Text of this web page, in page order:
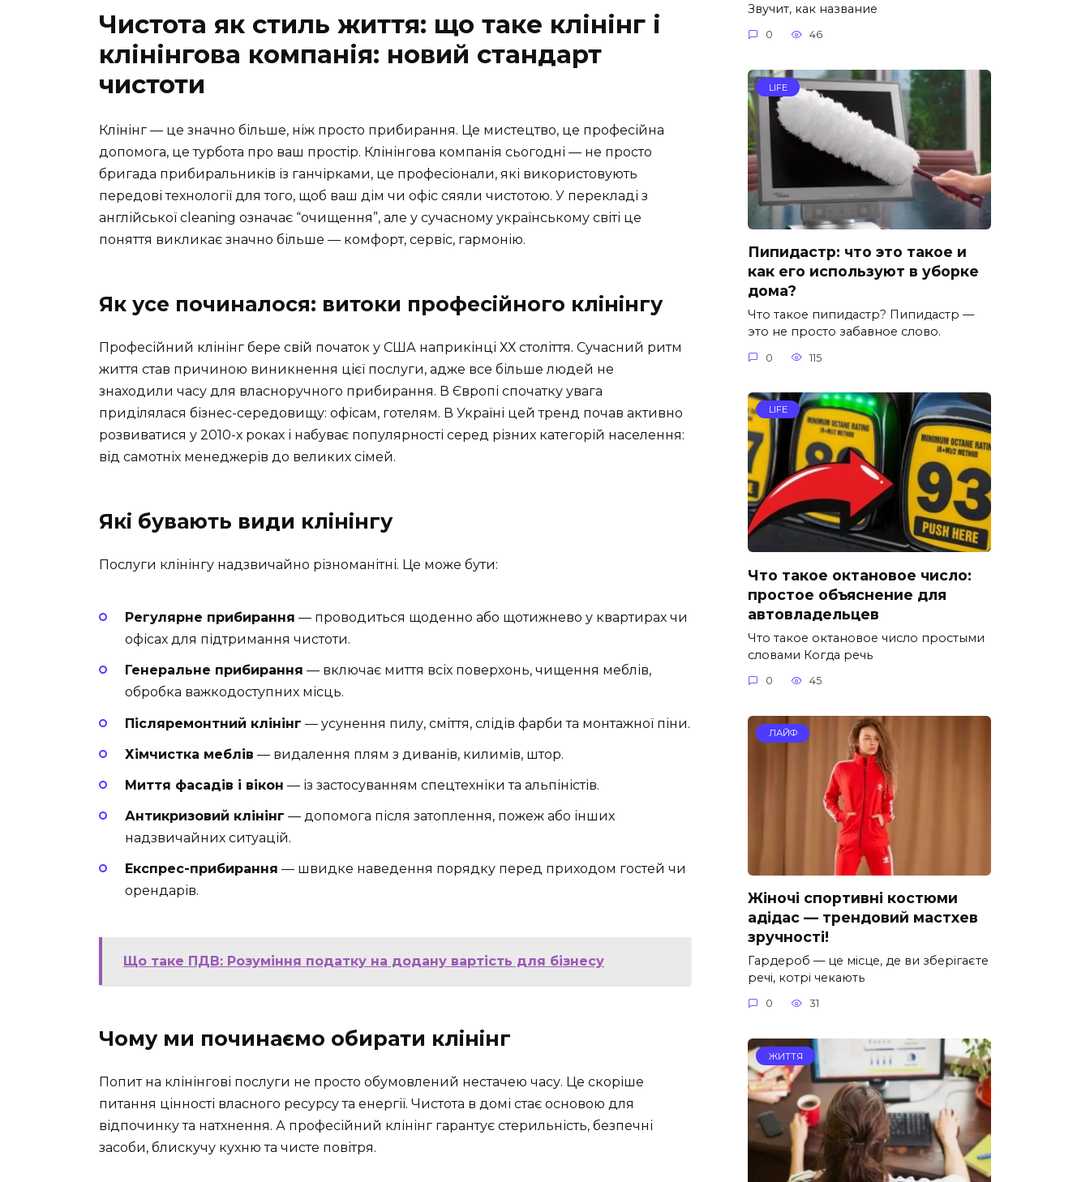
Чистота як стиль життя: що таке клінінг і
клінінгова компанія: новий стандарт
чистоти
Клінінг — це значно більше, ніж просто прибирання. Це мистецтво, це професійна
допомога, це турбота про ваш простір. Клінінгова компанія сьогодні — не просто
бригада прибиральників із ганчірками, це професіонали, які використовують
передові технології для того, щоб ваш дім чи офіс сяяли чистотою. У перекладі з
англійської cleaning означає “очищення”, але у сучасному українському світі це
поняття викликає значно більше — комфорт, сервіс, гармонію.
Як усе починалося: витоки професійного клінінгу
Професійний клінінг бере свій початок у США наприкінці ХХ століття. Сучасний ритм
життя став причиною виникнення цієї послуги, адже все більше людей не
знаходили часу для власноручного прибирання. В Європі спочатку увага
приділялася бізнес-середовищу: офісам, готелям. В Україні цей тренд почав активно
розвиватися у 2010-х роках і набуває популярності серед різних категорій населення:
від самотніх менеджерів до великих сімей.
Які бувають види клінінгу
Послуги клінінгу надзвичайно різноманітні. Це може бути:
Регулярне прибирання — проводиться щоденно або щотижнево у квартирах чи
офісах для підтримання чистоти.
Генеральне прибирання — включає миття всіх поверхонь, чищення меблів,
обробка важкодоступних місць.
Післяремонтний клінінг — усунення пилу, сміття, слідів фарби та монтажної піни.
Хімчистка меблів — видалення плям з диванів, килимів, штор.
Миття фасадів і вікон — із застосуванням спецтехніки та альпіністів.
Антикризовий клінінг — допомога після затоплення, пожеж або інших
надзвичайних ситуацій.
Експрес-прибирання — швидке наведення порядку перед приходом гостей чи
орендарів.
Що таке ПДВ: Розуміння податку на додану вартість для бізнесу
Чому ми починаємо обирати клінінг
Попит на клінінгові послуги не просто обумовлений нестачею часу. Це скоріше
питання цінності власного ресурсу та енергії. Чистота в домі стає основою для
відпочинку та натхнення. А професійний клінінг гарантує стерильність, безпечні
засоби, блискучу кухню та чисте повітря.
Звучит, как название
0 46
LIFE
Пипидастр: что это такое и
как его используют в уборке
дома?
Что такое пипидастр? Пипидастр —
это не просто забавное слово.
0 115
LIFE
Что такое октановое число:
простое объяснение для
автовладельцев
Что такое октановое число простыми
словами Когда речь
0 45
ЛАЙФ
Жіночі спортивні костюми
адідас — трендовий мастхев
зручності!
Гардероб — це місце, де ви зберігаєте
речі, котрі чекають
0 31
ЖИТТЯ